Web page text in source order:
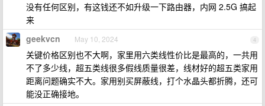
没有任何区别，有这钱还不如升级一下路由器，内网 2.5G 搞起
来
4
geekvcn May 10, 2024
关键价格区别也不大啊，家里用六类线性价比是最高的，一共用
不了多少线，超五类线很多假线质量很差，线材好的超五类家用
距离问题确实不大。家用别买屏蔽线，打个水晶头都折腾，还可
能没正确接地。